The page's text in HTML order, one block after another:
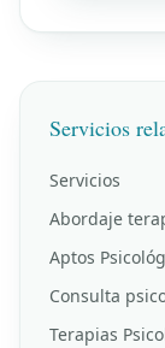
Servicios
Servicios
Abordaje
Aptos
Consulta
Terapias